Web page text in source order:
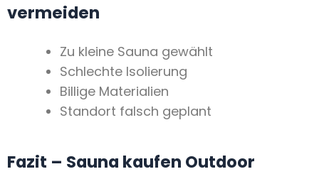
vermeiden
Zu kleine Sauna gewählt
Schlechte Isolierung
Billige Materialien
Standort falsch geplant
Fazit – Sauna kaufen Outdoor